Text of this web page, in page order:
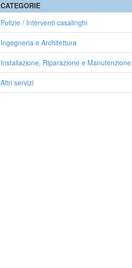
CATEGORIE
Pulizie / Interventi casalinghi
Ingegneria e Architettura
Installazione, Riparazione e Manutenzione
Altri servizi